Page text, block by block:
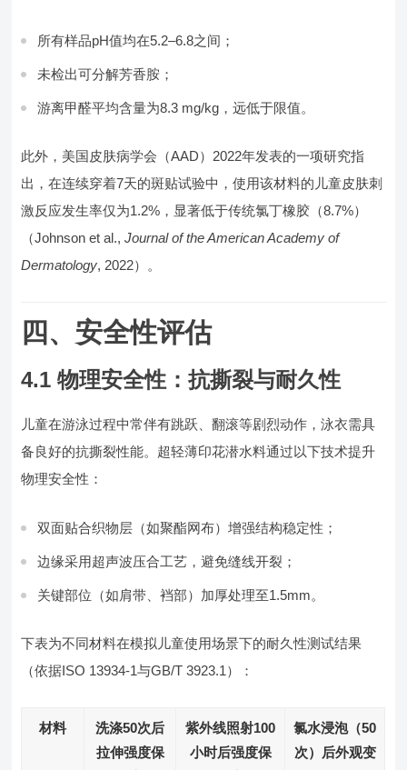
所有样品pH值均在5.2–6.8之间；
未检出可分解芳香胺；
游离甲醛平均含量为8.3 mg/kg，远低于限值。
此外，美国皮肤病学会（AAD）2022年发表的一项研究指
出，在连续穿着7天的斑贴试验中，使用该材料的儿童皮肤刺
激反应发生率仅为1.2%，显著低于传统氯丁橡胶（8.7%）
（Johnson et al.,Journal of the American Academy of
Dermatology, 2022）。
四、安全性评估
4.1 物理安全性：抗撕裂与耐久性
儿童在游泳过程中常伴有跳跃、翻滚等剧烈动作，泳衣需具
备良好的抗撕裂性能。超轻薄印花潜水料通过以下技术提升
物理安全性：
双面贴合织物层（如聚酯网布）增强结构稳定性；
边缘采用超声波压合工艺，避免缝线开裂；
关键部位（如肩带、裆部）加厚处理至1.5mm。
下表为不同材料在模拟儿童使用场景下的耐久性测试结果
（依据ISO 13934-1与GB/T 3923.1）：
材料
洗涤50次后
拉伸强度保
紫外线照射100
小时后强度保
氯水浸泡（50
次）后外观变